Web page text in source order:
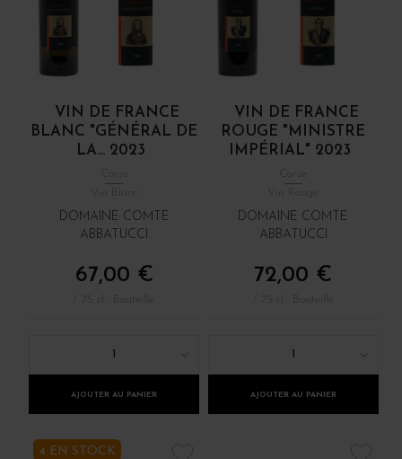
VIN DE FRANCE
BLANC "GÉNÉRAL DE
LA... 2023
DOMAINE COMTE
ABBATUCCI
67,00 €
AJOUTER AU PANIER
VIN DE FRANCE
ROUGE "MINISTRE
IMPÉRIAL" 2023
DOMAINE COMTE
ABBATUCCI
72,00 €
AJOUTER AU PANIER
4 EN STOCK